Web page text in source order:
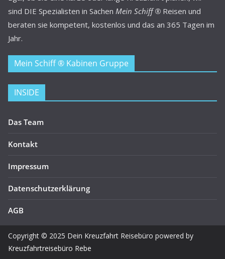
sind DIE Spezialisten in Sachen Mein Schiff ® Reisen und
beraten sie kompetent, kostenlos und das an 365 Tagen im
Jahr.
Mein Schiff ® Kabinen Gruppe
INSIDE
Das Team
Kontakt
Impressum
Datenschutzerklärung
AGB
Copyright © 2025 Dein Kreuzfahrt Reisebüro powered by
Kreuzfahrtreisebüro Rebe